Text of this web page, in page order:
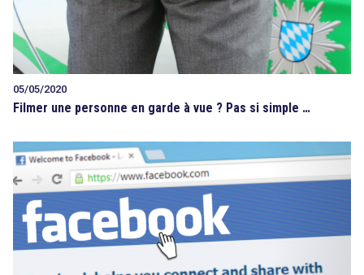
05/05/2020
Filmer une personne en garde à vue ? Pas si simple …